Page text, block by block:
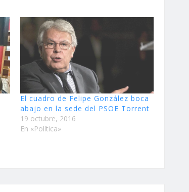
El cuadro de Felipe González boca
abajo en la sede del PSOE Torrent
19 octubre, 2016
En «Política»